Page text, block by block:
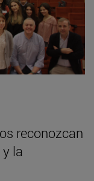
reconozcan
la